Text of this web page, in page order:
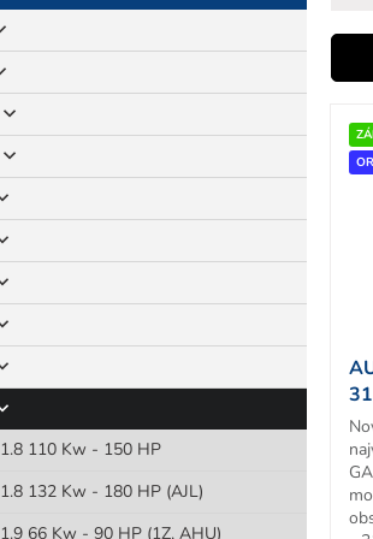
1.8 110 Kw - 150 HP
1.8 132 Kw - 180 HP (AJL)
1.9 66 Kw - 90 HP (1Z, AHU)
r